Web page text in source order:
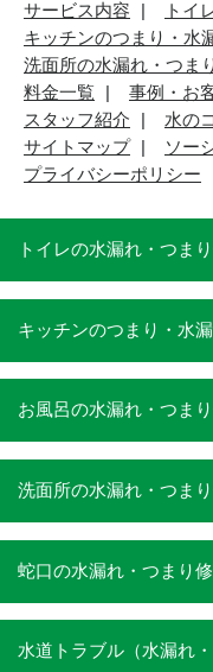
サービス内容
トイ
キッチンのつまり・水
洗面所の水漏れ・つま
料金一覧
事例・お
スタッフ紹介
水の
サイトマップ
ソー
プライバシーポリシー
トイレの水漏れ・つま
キッチンのつまり・水
お風呂の水漏れ・つま
洗面所の水漏れ・つま
蛇口の水漏れ・つまり
水道トラブル（水漏れ